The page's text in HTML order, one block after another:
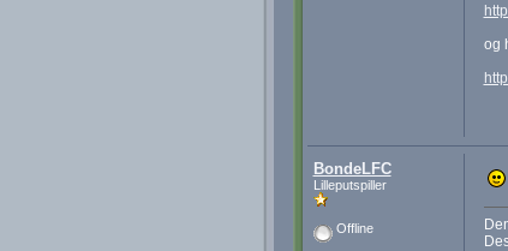
og
BondeLFC
Lilleputspiller
Offline